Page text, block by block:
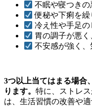
不眠や寝つきの
便秘や下痢を繰
冷え性や手足
胃の調子が悪
不安感が強く
3つ以上当てはまる場合
ります。 特に、ストレ
は、生活習慣の改善や